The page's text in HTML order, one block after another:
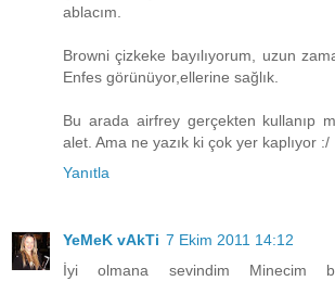
ablacım.
Browni çizkeke bayılıyorum, uzun
Enfes görünüyor,ellerine sağlık.
Bu arada airfrey gerçekten kullanıp
alet. Ama ne yazık ki çok yer kaplıyor :/
Yanıtla
YeMeK vAkTi 7 Ekim 2011 14:12
İyi olmana sevindim Minecim